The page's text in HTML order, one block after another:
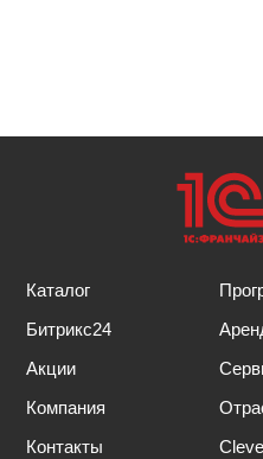
Каталог
Битрикс24
Акции
Компания
Контакты